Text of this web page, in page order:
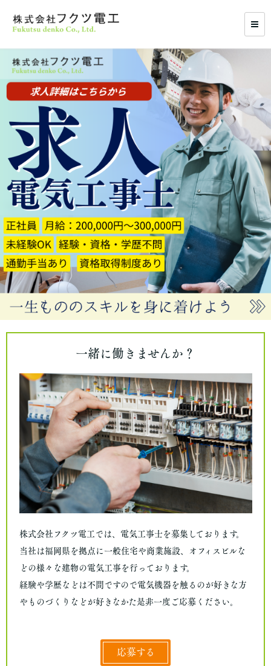
一緒に働きませんか？
株式会社フクツ電工では、電気工事士を募集しております。
当社は福岡県を拠点に一般住宅や商業施設、オフィスビルな
どの様々な建物の電気工事を行っております。
経験や学歴などは不問ですので電気機器を触るのが好きな方
やものづくりなどが好きなかた是非一度ご応募ください。
応募する